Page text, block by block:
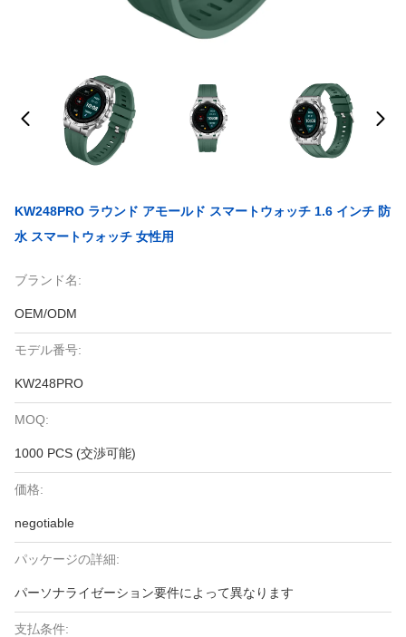
KW248PRO ラウンド アモールド スマートウォッチ 1.6 インチ 防
水 スマートウォッチ 女性用
ブランド名:
OEM/ODM
モデル番号:
KW248PRO
MOQ:
1000 PCS (交渉可能)
価格:
negotiable
パッケージの詳細:
パーソナライゼーション要件によって異なります
支払条件: